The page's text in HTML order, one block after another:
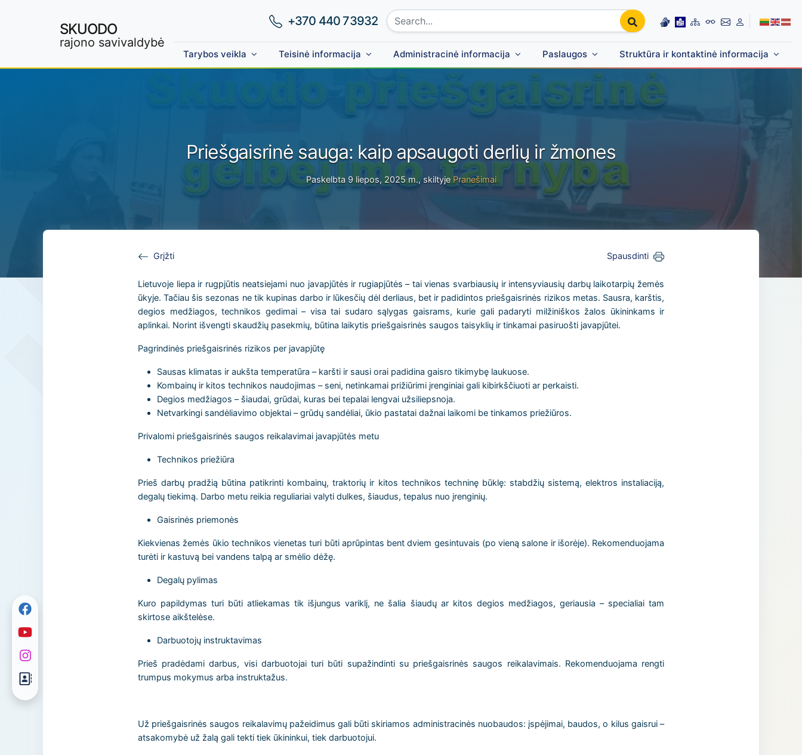
SKUODO
rajono savivaldybė
Phone number:
+370 440 73932 Search site:
Tarybos veikla Teisinė informacija Administracinė informacija Paslaugos Struktūra ir kontaktinė informacija
Priešgaisrinė sauga: kaip apsaugoti derlių ir žmones
Paskelbta 9 liepos, 2025 m., skiltyjePranešimai
Grįžti Spausdinti
Lietuvoje liepa ir rugpjūtis neatsiejami nuo javapjūtės ir rugiapjūtės – tai vienas svarbiausių ir intensyviausių darbų laikotarpių žemės
ūkyje. Tačiau šis sezonas ne tik kupinas darbo ir lūkesčių dėl derliaus, bet ir padidintos priešgaisrinės rizikos metas. Sausra, karštis,
degios medžiagos, technikos gedimai – visa tai sudaro sąlygas gaisrams, kurie gali padaryti milžiniškos žalos ūkininkams ir
aplinkai. Norint išvengti skaudžių pasekmių, būtina laikytis priešgaisrinės saugos taisyklių ir tinkamai pasiruošti javapjūtei.
Pagrindinės priešgaisrinės rizikos per javapjūtę
Sausas klimatas ir aukšta temperatūra – karšti ir sausi orai padidina gaisro tikimybę laukuose.
Kombainų ir kitos technikos naudojimas – seni, netinkamai prižiūrimi įrenginiai gali kibirkščiuoti ar perkaisti.
Degios medžiagos – šiaudai, grūdai, kuras bei tepalai lengvai užsiliepsnoja.
Netvarkingi sandėliavimo objektai – grūdų sandėliai, ūkio pastatai dažnai laikomi be tinkamos priežiūros.
Privalomi priešgaisrinės saugos reikalavimai javapjūtės metu
Technikos priežiūra
Prieš darbų pradžią būtina patikrinti kombainų, traktorių ir kitos technikos techninę būklę: stabdžių sistemą, elektros instaliaciją,
degalų tiekimą. Darbo metu reikia reguliariai valyti dulkes, šiaudus, tepalus nuo įrenginių.
Gaisrinės priemonės
Kiekvienas žemės ūkio technikos vienetas turi būti aprūpintas bent dviem gesintuvais (po vieną salone ir išorėje). Rekomenduojama
turėti ir kastuvą bei vandens talpą ar smėlio dėžę.
Degalų pylimas
Kuro papildymas turi būti atliekamas tik išjungus variklį, ne šalia šiaudų ar kitos degios medžiagos, geriausia – specialiai tam
skirtose aikštelėse.
Darbuotojų instruktavimas
Prieš pradėdami darbus, visi darbuotojai turi būti supažindinti su priešgaisrinės saugos reikalavimais. Rekomenduojama rengti
trumpus mokymus arba instruktažus.
Už priešgaisrinės saugos reikalavimų pažeidimus gali būti skiriamos administracinės nuobaudos: įspėjimai, baudos, o kilus gaisrui –
atsakomybė už žalą gali tekti tiek ūkininkui, tiek darbuotojui.